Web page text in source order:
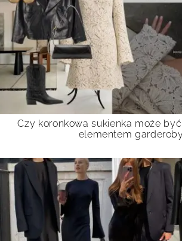
Czy koronkowa sukienka może
elementem